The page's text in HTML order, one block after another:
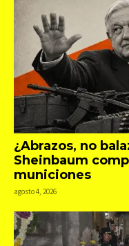
¿Abrazos, no
Sheinbaum
municiones
agosto 4, 2026